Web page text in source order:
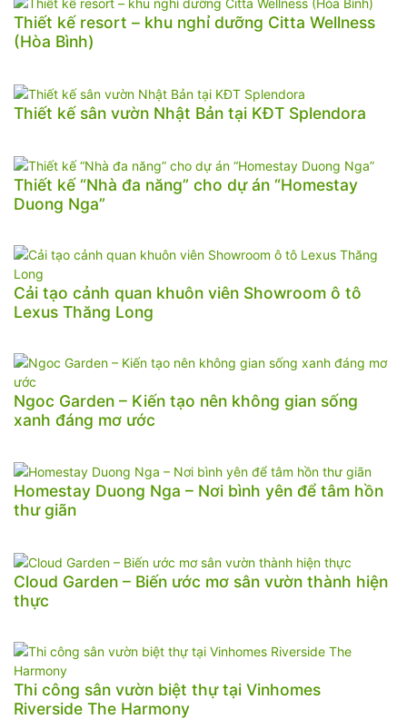
Thiết kế resort – khu nghỉ dưỡng Citta Wellness
(Hòa Bình)
Thiết kế sân vườn Nhật Bản tại KĐT Splendora
Thiết kế “Nhà đa năng” cho dự án “Homestay
Duong Nga”
Cải tạo cảnh quan khuôn viên Showroom ô tô
Lexus Thăng Long
Ngoc Garden – Kiến tạo nên không gian sống
xanh đáng mơ ước
Homestay Duong Nga – Nơi bình yên để tâm hồn
thư giãn
Cloud Garden – Biến ước mơ sân vườn thành hiện
thực
Thi công sân vườn biệt thự tại Vinhomes
Riverside The Harmony